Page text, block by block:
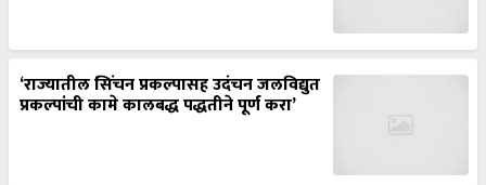
‘राज्यातील सिंचन प्रकल्पासह उदंचन जलविद्युत
प्रकल्पांची कामे कालबद्ध पद्धतीने पूर्ण करा’